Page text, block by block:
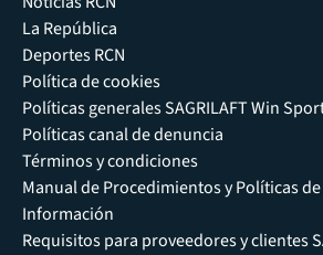
La República
Deportes RCN
Política de cookies
Políticas generales SAGRILAFT Win
Políticas canal de denuncia
Términos y condiciones
Manual de Procedimientos y Políticas
Información
Requisitos para proveedores y clientes